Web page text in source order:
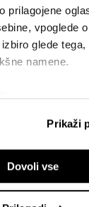
prilagojene
vpoglede
glede tega,
namene.
o vaši
z aktivnim
prstnih odtisov)
obdelujejo vaši
v
razdelku
Prikaži
Dovoli vse
se po volitvah
trge
s
turške